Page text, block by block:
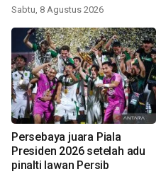
Sabtu, 8 Agustus 2026
Persebaya juara Piala
Presiden 2026 setelah adu
pinalti lawan Persib